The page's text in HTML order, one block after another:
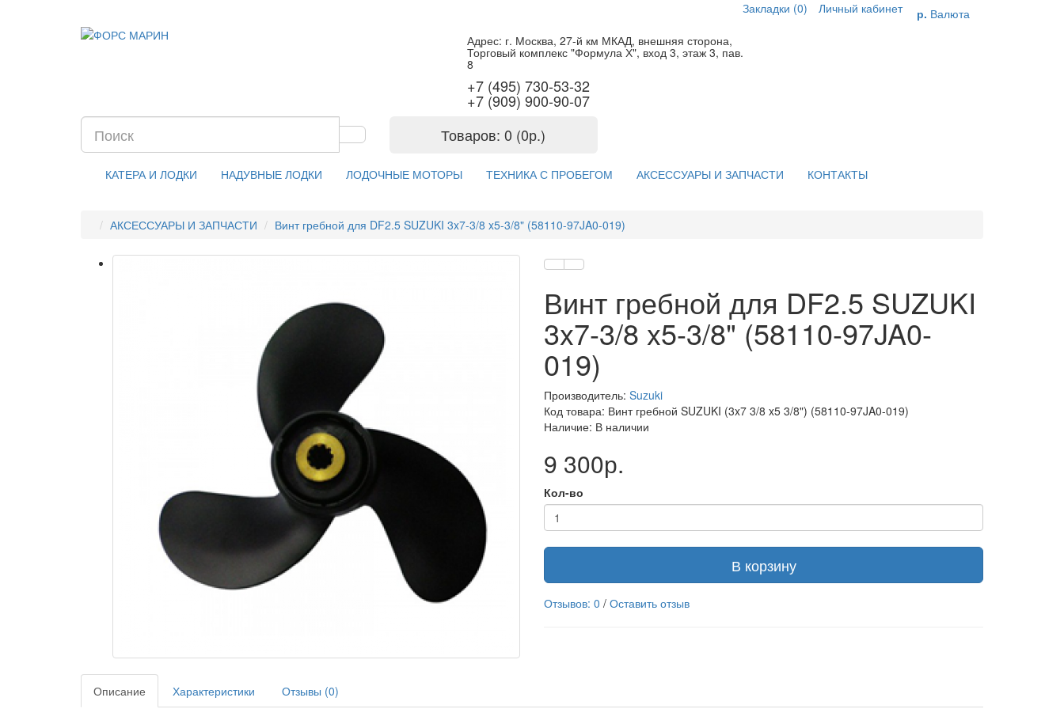
Закладки (0) Личный кабинет р. Валюта
Адрес: г. Москва, 27-й км МКАД, внешняя сторона,
Торговый комплекс "Формула Х", вход 3, этаж 3, пав.
8
+7 (495) 730-53-32
+7 (909) 900-90-07
Товаров: 0 (0р.)
КАТЕРА И ЛОДКИ НАДУВНЫЕ ЛОДКИ ЛОДОЧНЫЕ МОТОРЫ ТЕХНИКА С ПРОБЕГОМ АКСЕССУАРЫ И ЗАПЧАСТИ КОНТАКТЫ
АКСЕССУАРЫ И ЗАПЧАСТИ Винт гребной для DF2.5 SUZUKI 3x7-3/8 x5-3/8" (58110-97JA0-019)
Винт гребной для DF2.5 SUZUKI
3x7-3/8 x5-3/8" (58110-97JA0-
019)
Производитель: Suzuki
Код товара: Винт гребной SUZUKI (3x7 3/8 x5 3/8") (58110-97JA0-019)
Наличие: В наличии
9 300р.
Кол-во
В корзину
Отзывов: 0 / Оставить отзыв
Описание Характеристики
Отзывы (0)